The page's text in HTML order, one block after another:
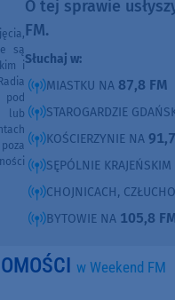
O tej sprawie
FM.
Słuchaj w:
MIASTKU NA 87,8 FM
STAROGARDZIE
KOŚCIERZYNIE NA
SĘPÓLNIE
CHOJNICACH,
BYTOWIE NA 105,8
są
i
lub
w Weekend FM